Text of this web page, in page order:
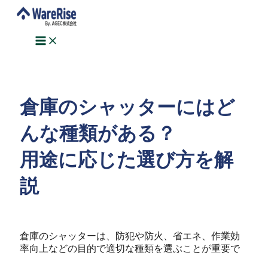
Menu
倉庫のシャッターにはど
んな種類がある？
用途に応じた選び方を解
説
倉庫のシャッターは、防犯や防火、省エネ、作業効
率向上などの目的で適切な種類を選ぶことが重要で
Post
navigation